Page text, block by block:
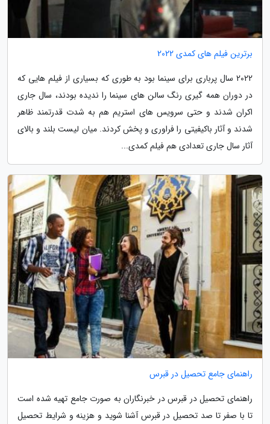
برترین فیلم های کمدی 2022
2022 سال پرباری برای سینما بود به طوری که بسیاری از فیلم هایی که
در دوران همه گیری رنگ سالن های سینما را ندیده بودند، سال جاری
اکران شدند و حتی سرویس های استریم هم به شدت قدرتمند ظاهر
شدند و آثار باکیفیتی را فراوری و پخش کردند. میان لیست بلند و بالای
آثار سال جاری تعدادی هم فیلم کمدی...
راهنمای جامع تحصیل در قبرس
راهنمای تحصیل در قبرس در خبرنگاران به صورت جامع تهیه شده است
تا با صفر تا صد تحصیل در قبرس آشنا شوید و هزینه و شرایط تحصیل